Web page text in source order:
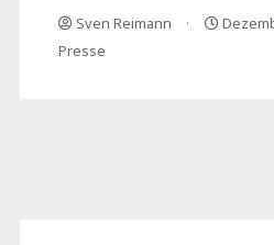
Sven Reimann
Presse